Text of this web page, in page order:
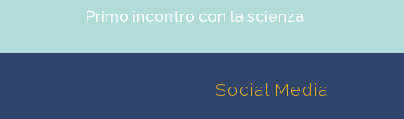
Primo incontro con la scienza
Social Media